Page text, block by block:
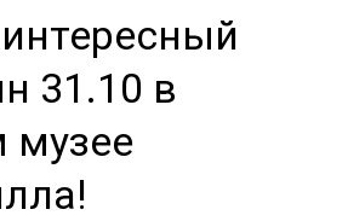
31.10 в
музее